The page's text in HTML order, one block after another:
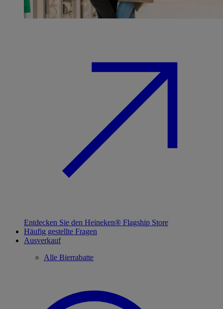
Entdecken Sie den Heineken® Flagship Store
Häufig gestellte Fragen
Ausverkauf
Alle Bierrabatte